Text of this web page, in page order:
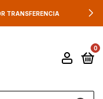
TRANSFERENCIA
0